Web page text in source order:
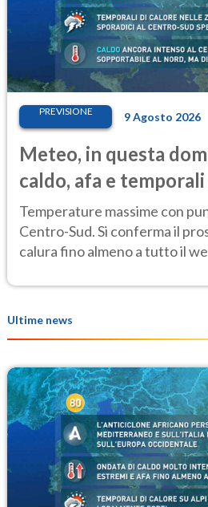
PREVISIONE 9 Agosto 2026
Meteo, in questa
caldo, afa e
Temperature massime con
Centro-Sud. Si conferma il
calura fino almeno a tutto il
Ultime news